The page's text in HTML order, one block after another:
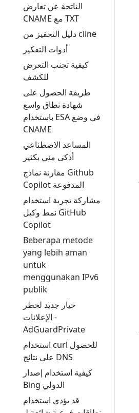
الناتجة عن تعارض
CNAME مع TXT
دليل التحفيز من cline
أدوات التفكير
كيفية تجنب التعرض
للكشف
طريقة الحصول على
شهادة نطاق واسع
باستخدام ESA في وضع
CNAME
المساعد الاصطناعي
أذكى مني بكثير
مقارنة نماذج Github
Copilot المدفوعة
مشاركة تجربة استخدام
نمط وكيل GitHub
Copilot
Beberapa metode
yang lebih aman
untuk
menggunakan IPv6
publik
خيار جديد لحظر
الإعلانات -
AdGuardPrivate
استخدام curl للحصول
على نتائج DNS
كيفية استخدام إصدار
Bing الدولي
قد يؤدي استخدام